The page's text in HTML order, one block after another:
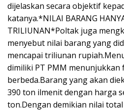
dijelaskan secara objektif
katanya.*NILAI BARANG
TRILIUNAN*Poltak juga
menyebut nilai barang yang
mencapai triliunan
dimiliki PT PMM menunjukkan
berbeda.Barang yang akan
390 ton ilmenit dengan harga
ton.Dengan demikian nilai